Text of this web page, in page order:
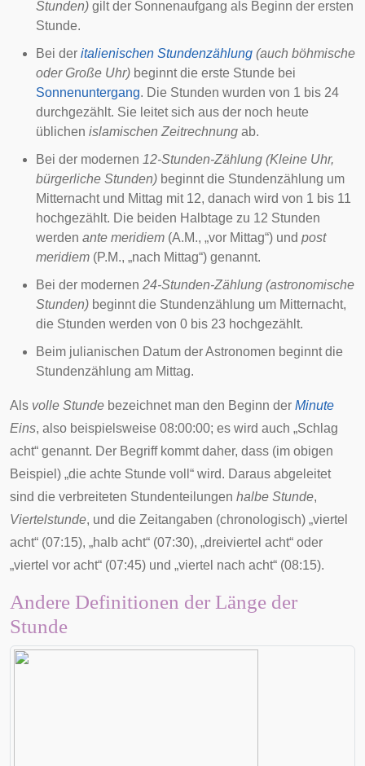
Stunden) gilt der Sonnenaufgang als Beginn der ersten
Stunde.
Bei der italienischen Stundenzählung (auch böhmische
oder Große Uhr) beginnt die erste Stunde bei
Sonnenuntergang. Die Stunden wurden von 1 bis 24
durchgezählt. Sie leitet sich aus der noch heute
üblichen islamischen Zeitrechnung ab.
Bei der modernen 12-Stunden-Zählung (Kleine Uhr,
bürgerliche Stunden) beginnt die Stundenzählung um
Mitternachtund Mittag mit 12, danach wird von 1 bis 11
hochgezählt. Die beiden Halbtage zu 12 Stunden
werden ante meridiem (A.M., „vor Mittag“) und post
meridiem (P.M., „nach Mittag“) genannt.
Bei der modernen 24-Stunden-Zählung (astronomische
Stunden) beginnt die Stundenzählung um Mitternacht,
die Stunden werden von 0 bis 23 hochgezählt.
Beim julianischen Datum der Astronomen beginnt die
Stundenzählung am Mittag.
Als volle Stunde bezeichnet man den Beginn der Minute
Eins, also beispielsweise 08:00:00; es wird auch „Schlag
acht“ genannt. Der Begriff kommt daher, dass (im obigen
Beispiel) „die achte Stunde voll“ wird. Daraus abgeleitet
sind die verbreiteten Stundenteilungen halbe Stunde,
Viertelstunde, und die Zeitangaben (chronologisch) „viertel
acht“ (07:15), „halb acht“ (07:30), „dreiviertel acht“ oder
„viertel vor acht“ (07:45) und „viertel nach acht“ (08:15).
Andere Definitionen der Länge der
Stunde